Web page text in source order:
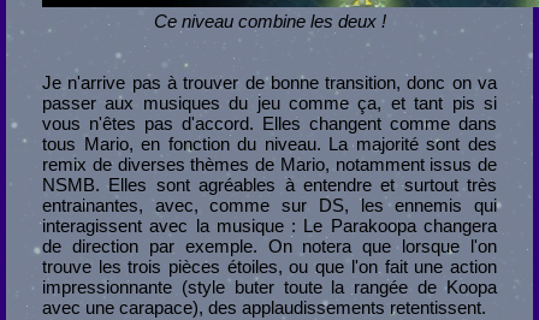
Ce niveau combine les deux !
Je n'arrive pas à trouver de bonne transition, donc on va
passer aux musiques du jeu comme ça, et tant pis si
vous n'êtes pas d'accord. Elles changent comme dans
tous Mario, en fonction du niveau. La majorité sont des
remix de diverses thèmes de Mario, notamment issus de
NSMB. Elles sont agréables à entendre et surtout très
entrainantes, avec, comme sur DS, les ennemis qui
interagissent avec la musique : Le Parakoopa changera
de direction par exemple. On notera que lorsque l'on
trouve les trois pièces étoiles, ou que l'on fait une action
impressionnante (style buter toute la rangée de Koopa
avec une carapace), des applaudissements retentissent.